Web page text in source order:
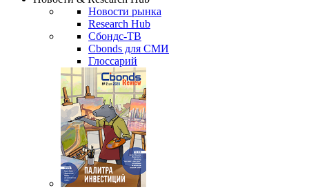
Новости рынка
Research Hub
Сбондс-ТВ
Cbonds для СМИ
Глоссарий